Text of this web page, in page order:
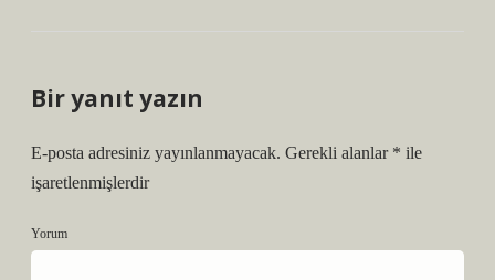
Bir yanıt yazın
E-posta adresiniz yayınlanmayacak. Gerekli alanlar * ile
işaretlenmişlerdir
Yorum